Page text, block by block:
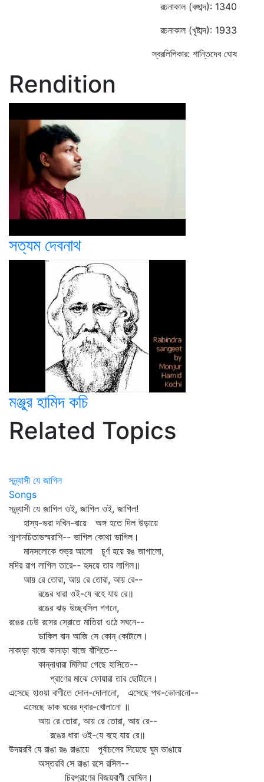
রচনাকাল (বঙ্গাব্দ): 1340
রচনাকাল (খৃষ্টাব্দ): 1933
স্বরলিপিকার: শান্তিদেব ঘোষ
Rendition
সত্যম দেবনাথ
মঞ্জুর হামিদ কচি
Related Topics
সন্ন্যাসী যে জাগিল
Songs
সন্ন্যাসী যে জাগিল ওই, জাগিল ওই, জাগিল!
হাস্য-ভরা দখিন-বায়ে অঙ্গ হতে দিল উড়ায়ে
শ্মশানচিতাভস্মরাশি-- ভাগিল কোথা ভাগিল।
মানসলোকে শুভ্র আলো চূর্ণ হয়ে রঙ জাগালো,
মদির রাগ লাগিল তারে-- হৃদয়ে তার লাগিল॥
আয় রে তোরা, আয় রে তোরা, আয় রে--
রঙের ধারা ওই-যে বহে যায় রে॥
রঙের ঝড় উচ্ছ্বসিল গগনে,
রঙের ঢেউ রসের স্রোতে মাতিয়া ওঠে সঘনে--
ডাকিল বান আজি সে কোন্‌ কোটালে।
নাকাড়া বাজে কানাড়া বাজে বাঁশিতে--
কান্নাধারা মিলিয়া গেছে হাসিতে--
প্রাণের মাঝে ফোয়ারা তার ছোটালে।
এসেছে হাওয়া বাণীতে দোল-দোলানো, এসেছে পথ-ভোলানো--
এসেছে ডাক ঘরের দ্বার-খোলানো ॥
আয় রে তোরা, আয় রে তোরা, আয় রে--
রঙের ধারা ওই-যে বহে যায় রে॥
উদয়রবি যে রাঙা রঙ রাঙায়ে পূর্বাচলের দিয়েছে ঘুম ভাঙায়ে
অস্তরবি সে রাঙা রসে রসিল--
চিরপ্রাণের বিজয়বাণী ঘোষিল।